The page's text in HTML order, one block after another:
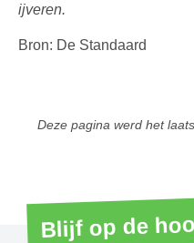
ijveren.
Bron: De Standaard
Deze pagina werd het
Blijf op de